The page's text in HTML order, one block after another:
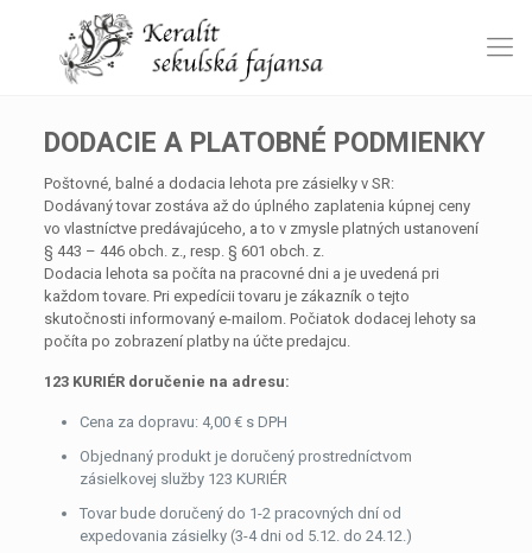
DODACIE A PLATOBNÉ PODMIENKY
Poštovné, balné a dodacia lehota pre zásielky v SR:
Dodávaný tovar zostáva až do úplného zaplatenia kúpnej ceny
vo vlastníctve predávajúceho, a to v zmysle platných ustanovení
§ 443 – 446 obch. z., resp. § 601 obch. z.
Dodacia lehota sa počíta na pracovné dni a je uvedená pri
každom tovare. Pri expedícii tovaru je zákazník o tejto
skutočnosti informovaný e-mailom. Počiatok dodacej lehoty sa
počíta po zobrazení platby na účte predajcu.
123 KURIÉR doručenie na adresu:
Cena za dopravu: 4,00 € s DPH
Objednaný produkt je doručený prostredníctvom
zásielkovej služby 123 KURIÉR
Tovar bude doručený do 1-2 pracovných dní od
expedovania zásielky (3-4 dni od 5.12. do 24.12.)